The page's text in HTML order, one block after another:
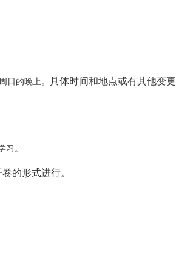
日的晚上。 具体时间和地点或有其他变更
习。
卷的形式进行。